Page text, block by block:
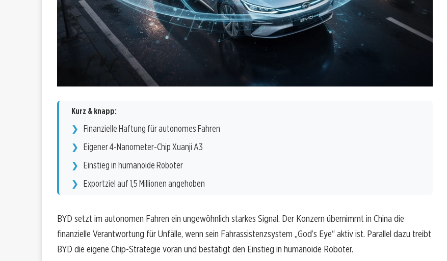
Kurz & knapp:
Finanzielle Haftung für autonomes Fahren
Eigener 4-Nanometer-Chip Xuanji A3
Einstieg in humanoide Roboter
Exportziel auf 1,5 Millionen angehoben
BYD setzt im autonomen Fahren ein ungewöhnlich starkes Signal. Der Konzern übernimmt in China die
finanzielle Verantwortung für Unfälle, wenn sein Fahrassistenzsystem „God’s Eye“ aktiv ist. Parallel dazu treibt
BYD die eigene Chip-Strategie voran und bestätigt den Einstieg in humanoide Roboter.